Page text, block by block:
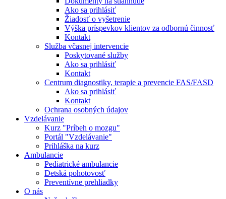
Ako sa prihlásiť
Žiadosť o vyšetrenie
Výška príspevkov klientov za odbornú činnosť
Kontakt
Služba včasnej intervencie
Poskytované služby
Ako sa prihlásiť
Kontakt
Centrum diagnostiky, terapie a prevencie FAS/FASD
Ako sa prihlásiť
Kontakt
Ochrana osobných údajov
Vzdelávanie
Kurz "Príbeh o mozgu"
Portál "Vzdelávanie"
Prihláška na kurz
Ambulancie
Pediatrické ambulancie
Detská pohotovosť
Preventívne prehliadky
O nás